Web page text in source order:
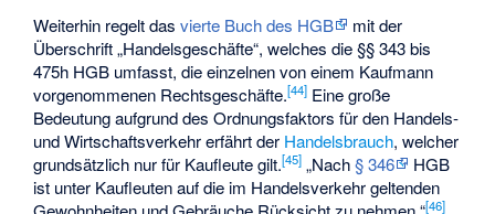
Weiterhin regelt dasvierte Buch des HGB
mit der
Überschrift „Handelsgeschäfte“, welches die §§ 343 bis
475h HGB umfasst, die einzelnen von einem Kaufmann
vorgenommenen Rechtsgeschäfte.[44] Eine große
Bedeutung aufgrund des Ordnungsfaktors für den Handels-
und Wirtschaftsverkehr erfährt der Handelsbrauch, welcher
grundsätzlich nur für Kaufleute gilt.[45] „Nach§ 346
HGB
ist unter Kaufleuten auf die im Handelsverkehr geltenden
[46]